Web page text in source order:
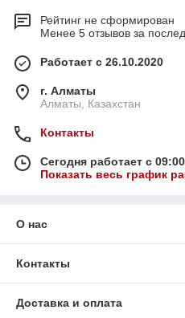
Рейтинг не сформирован
Менее 5 отзывов за
Работает с 26.10.2020
г. Алматы
Алматы, Казахстан
Контакты
Сегодня работает с
Показать весь график
О нас
Контакты
Доставка и оплата